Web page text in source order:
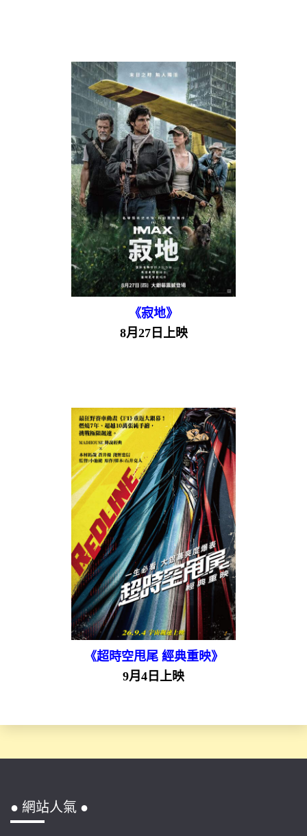
《寂地》
8月27日上映
《超時空甩尾 經典重映》
9月4日上映
● 網站人氣 ●